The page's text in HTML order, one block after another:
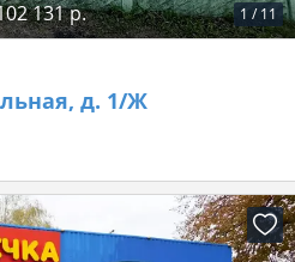
1 / 11
131 р.
д. 1/Ж